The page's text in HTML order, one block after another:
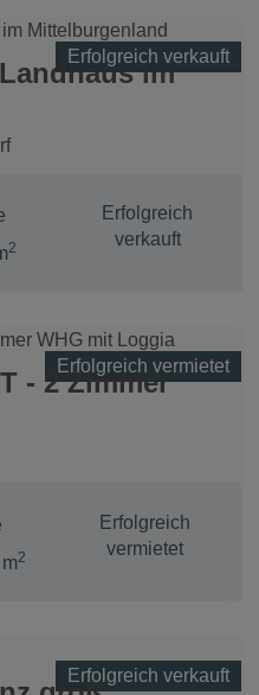
Erfolgreich verkauft
im
2
Erfolgreich
verkauft
Erfolgreich vermietet
- 2 Zimmer
2
Erfolgreich
vermietet
Erfolgreich verkauft